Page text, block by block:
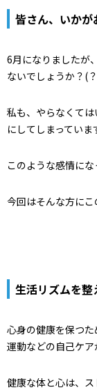
皆さん、いかが
6月になりましたが
ないでしょうか？(
私も、やらなくて
にしてしまっていま
このような感情に
今回はそんな方に
生活リズムを整
心身の健康を保つ
運動などの自己ケア
健康な体と心は、